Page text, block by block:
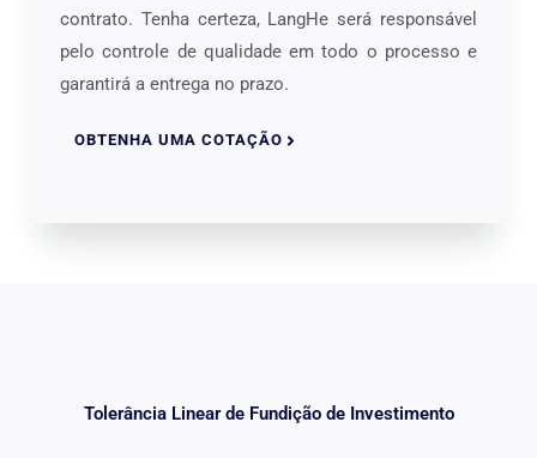
contrato. Tenha certeza, LangHe será responsável
pelo controle de qualidade em todo o processo e
garantirá a entrega no prazo.
OBTENHA UMA COTAÇÃO
Tolerância Linear de Fundição de Investimento